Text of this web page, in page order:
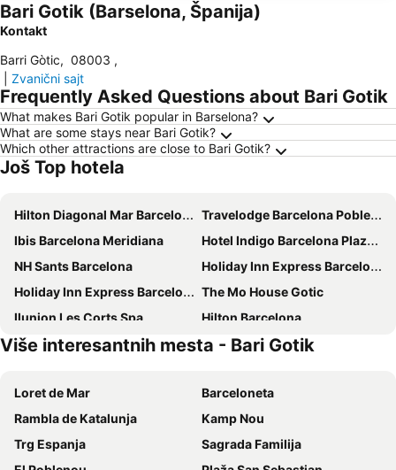
Bari Gotik (Barselona, Španija)
Kontakt
Barri Gòtic, 08003 ,
Zvanični sajt
Frequently Asked Questions about Bari Gotik
What makes Bari Gotik popular in Barselona?
What are some stays near Bari Gotik?
Which other attractions are close to Bari Gotik?
Još Top hotela
Hilton Diagonal Mar Barcelona
Travelodge Barcelona Poblenou
Ibis Barcelona Meridiana
Hotel Indigo Barcelona Plaza Espana By Ihg
NH Sants Barcelona
Holiday Inn Express Barcelona - Sant Cugat By Ihg
Holiday Inn Express Barcelona - City 22@ By Ihg
The Mo House Gotic
Ilunion Les Corts Spa
Hilton Barcelona
Hostal Felipe II
NH Barcelona Stadium
NH Barcelona Eixample
HOTEL SAGRADA FAMILIA
Ilunion Almirante
Leonardo Royal Hotel Barcelona Forum
Hotel Ilunion Auditori
ibis Styles Barcelona Centre
Više interesantnih mesta - Bari Gotik
Loret de Mar
Barceloneta
Rambla de Katalunja
Kamp Nou
Trg Espanja
Sagrada Familija